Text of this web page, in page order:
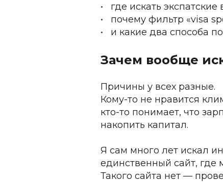
•	где искать
•	почему фильтр «visa
•	и какие два способа
Зачем вообще
Причины у всех разные.
Кому-то не нравится
кто-то понимает, что
накопить капитал.
Я сам много лет искал
единственный сайт, где
Такого сайта нет —